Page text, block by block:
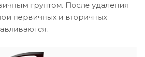
грунтом. После удаления
первичных и вторичных